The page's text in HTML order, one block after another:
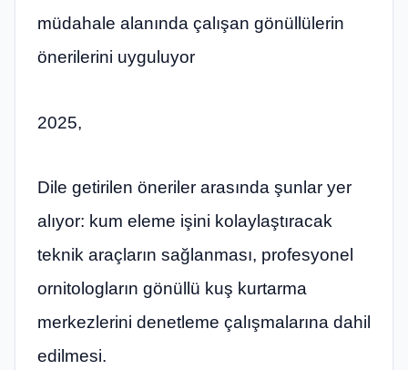
müdahale alanında çalışan gönüllülerin
önerilerini uyguluyor
2025,
Dile getirilen öneriler arasında şunlar yer
alıyor: kum eleme işini kolaylaştıracak
teknik araçların sağlanması, profesyonel
ornitologların gönüllü kuş kurtarma
merkezlerini denetleme çalışmalarına dahil
edilmesi.